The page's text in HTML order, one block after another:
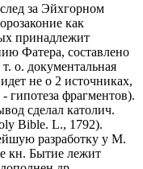
за Эйхгорном
как
принадлежит
Фатера, составлено
о. документальная
не о 2 источниках,
гипотеза фрагментов).
сделал католич.
Bible. L., 1792).
разработку у М.
кн. Бытие лежит